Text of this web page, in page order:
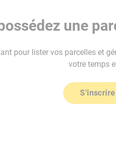
une
pour lister vos parcelles et
votre temps